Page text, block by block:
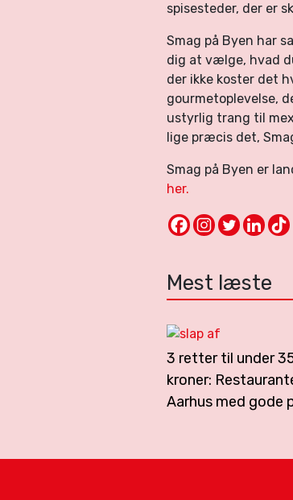
spisesteder, der er
Smag på Byen har
dig at vælge, hvad
der ikke koster det
gourmetoplevelse,
ustyrlig trang til
lige præcis det,
Smag på Byen er
her.
Mest læste
3 retter til under
kroner:
Aarhus med gode